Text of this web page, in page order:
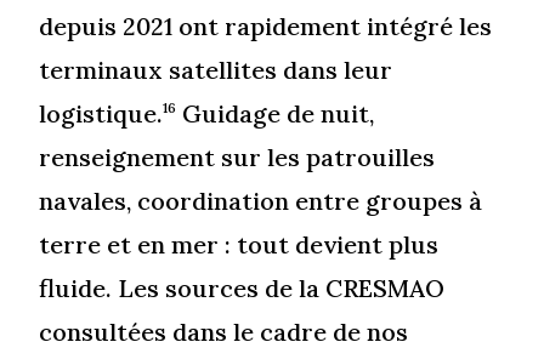
depuis 2021 ont rapidement intégré les
terminaux satellites dans leur
logistique.16 Guidage de nuit,
renseignement sur les patrouilles
navales, coordination entre groupes à
terre et en mer : tout devient plus
fluide. Les sources de la CRESMAO
consultées dans le cadre de nos